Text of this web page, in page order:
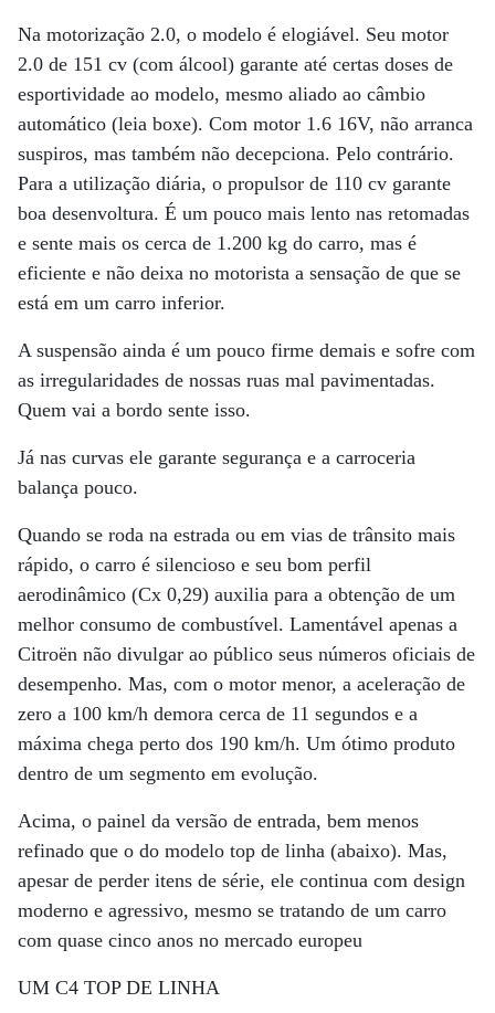
Na motorização 2.0, o modelo é elogiável. Seu motor
2.0 de 151 cv (com álcool) garante até certas doses de
esportividade ao modelo, mesmo aliado ao câmbio
automático (leia boxe). Com motor 1.6 16V, não arranca
suspiros, mas também não decepciona. Pelo contrário.
Para a utilização diária, o propulsor de 110 cv garante
boa desenvoltura. É um pouco mais lento nas retomadas
e sente mais os cerca de 1.200 kg do carro, mas é
eficiente e não deixa no motorista a sensação de que se
está em um carro inferior.
A suspensão ainda é um pouco firme demais e sofre com
as irregularidades de nossas ruas mal pavimentadas.
Quem vai a bordo sente isso.
Já nas curvas ele garante segurança e a carroceria
balança pouco.
Quando se roda na estrada ou em vias de trânsito mais
rápido, o carro é silencioso e seu bom perfil
aerodinâmico (Cx 0,29) auxilia para a obtenção de um
melhor consumo de combustível. Lamentável apenas a
Citroën não divulgar ao público seus números oficiais de
desempenho. Mas, com o motor menor, a aceleração de
zero a 100 km/h demora cerca de 11 segundos e a
máxima chega perto dos 190 km/h. Um ótimo produto
dentro de um segmento em evolução.
Acima, o painel da versão de entrada, bem menos
refinado que o do modelo top de linha (abaixo). Mas,
apesar de perder itens de série, ele continua com design
moderno e agressivo, mesmo se tratando de um carro
com quase cinco anos no mercado europeu
UM C4 TOP DE LINHA